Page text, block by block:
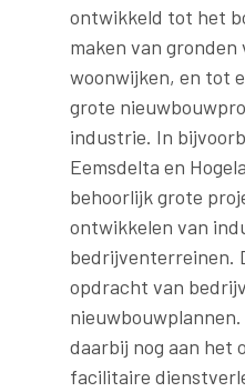
ontwikkeld tot het
maken van gronden
woonwijken, en tot
grote
industrie. In
Eemsdelta en
behoorlijk grote
ontwikkelen van
bedrijventerreinen.
opdracht van
daarbij nog aan het
facilitaire